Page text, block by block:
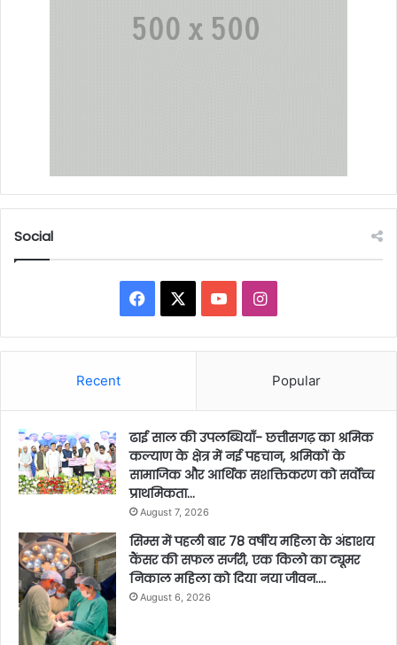
Social
Facebook YouTubeInstagram
Recent Popular
ढाई साल की उपलब्धियाँ- छत्तीसगढ़ का श्रमिक
कल्याण के क्षेत्र में नई पहचान, श्रमिकों के
सामाजिक और आर्थिक सशक्तिकरण को सर्वाेच्च
प्राथमिकता…
August 7, 2026
सिम्स में पहली बार 78 वर्षीय महिला के अंडाशय
कैंसर की सफल सर्जरी, एक किलो का ट्यूमर
निकाल महिला को दिया नया जीवन….
August 6, 2026